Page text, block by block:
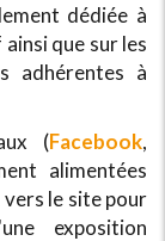
dédiée à
que sur les
adhérentes à
(Facebook,
alimentées
le site pour
exposition